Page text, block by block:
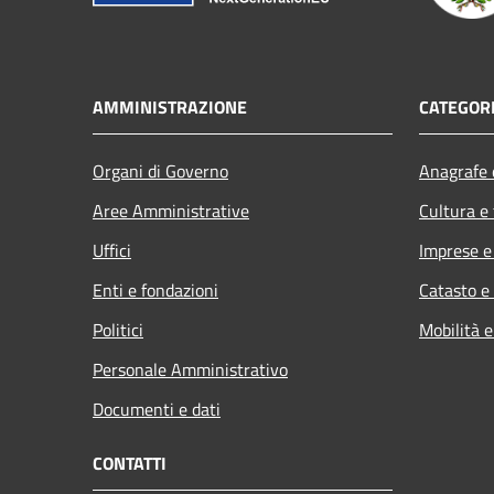
AMMINISTRAZIONE
Organi di Governo
Aree Amministrative
Uffici
Enti e fondazioni
Politici
Personale Amministrativo
Documenti e dati
Cultura
Imprese
Catasto
Mobilità
CONTATTI